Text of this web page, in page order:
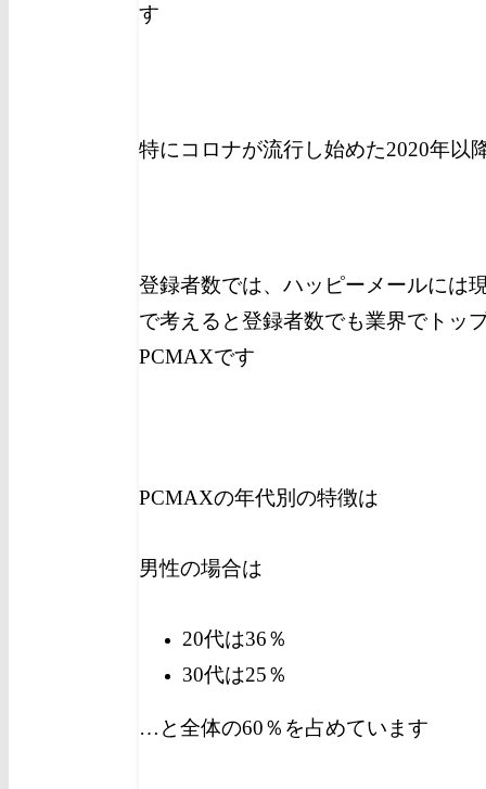
す
特にコロナが流行し始めた2020年以
登録者数では、ハッピーメールには
で考えると登録者数でも業界でトッ
PCMAXです
PCMAXの年代別の特徴は
男性の場合は
20代は36％
30代は25％
…と全体の60％を占めています